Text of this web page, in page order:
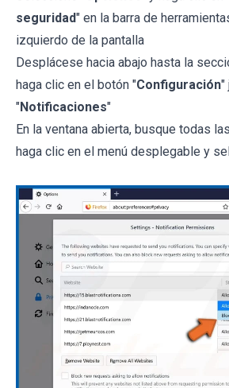
seguridad" en la barra de
izquierdo de la pantalla
Desplácese hacia abajo hasta la
haga clic en el botón "Configuración"
"Notificaciones"
En la ventana abierta, busque todas
haga clic en el menú desplegable y